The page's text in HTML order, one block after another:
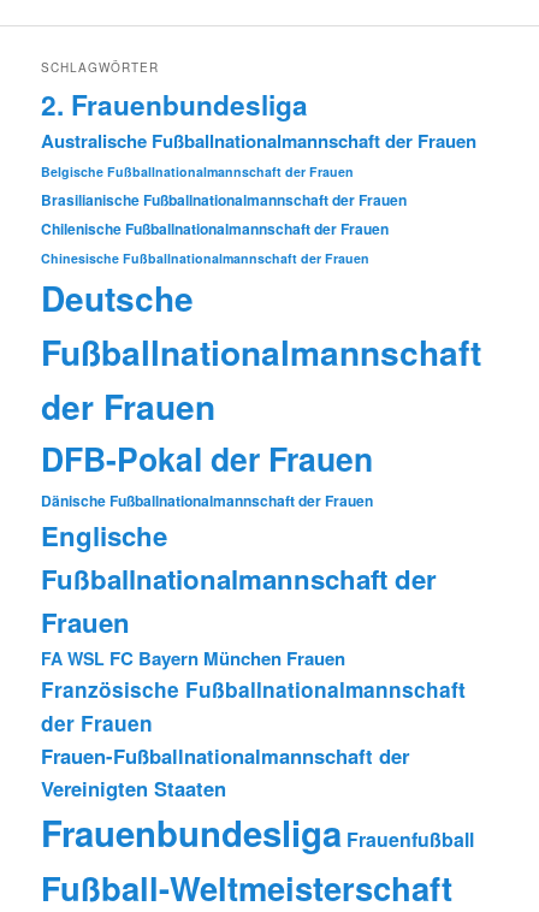
SCHLAGWÖRTER
2. Frauenbundesliga
Australische Fußballnationalmannschaft der Frauen
Belgische Fußballnationalmannschaft der Frauen
Brasilianische Fußballnationalmannschaft der Frauen
Chilenische Fußballnationalmannschaft der Frauen
Chinesische Fußballnationalmannschaft der Frauen
Deutsche
Fußballnationalmannschaft
der Frauen
DFB-Pokal der Frauen
Dänische Fußballnationalmannschaft der Frauen
Englische
Fußballnationalmannschaft der
Frauen
FA WSL FC Bayern München Frauen
Französische Fußballnationalmannschaft
der Frauen
Frauen-Fußballnationalmannschaft der
Vereinigten Staaten
Frauenbundesliga Frauenfußball
Fußball-Weltmeisterschaft